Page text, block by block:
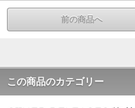
前の商品へ
この商品のカテゴリー